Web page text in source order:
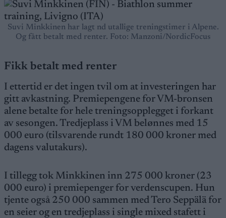
Suvi Minkkinen har lagt nd utallige treningstimer i Alpene.
Og fått betalt med renter. Foto: Manzoni/NordicFocus
Fikk betalt med renter
I ettertid er det ingen tvil om at investeringen har
gitt avkastning. Premiepengene for VM-bronsen
alene betalte for hele treningsopplegget i forkant
av sesongen. Tredjeplass i VM belønnes med 15
000 euro (tilsvarende rundt 180 000 kroner med
dagens valutakurs).
I tillegg tok Minkkinen inn 275 000 kroner (23
000 euro) i premiepenger for verdenscupen. Hun
tjente også 250 000 sammen med Tero Seppälä for
en seier og en tredjeplass i single mixed stafett i